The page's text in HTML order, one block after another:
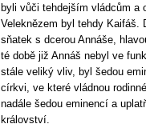
byli vůči tehdejším vládcům a
Veleknězem byl tehdy Kaifáš.
sňatek s dcerou Annáše,
té době již Annáš nebyl ve
stále veliký vliv, byl šedou
církvi, ve které vládnou
nadále šedou eminencí a
království.